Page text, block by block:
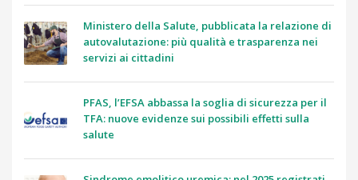
Ministero della Salute, pubblicata la relazione di
autovalutazione: più qualità e trasparenza nei
servizi ai cittadini
PFAS, l’EFSA abbassa la soglia di sicurezza per il
TFA: nuove evidenze sui possibili effetti sulla
salute